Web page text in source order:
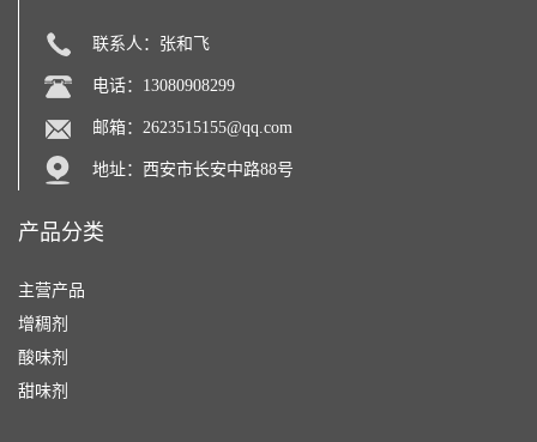
联系人：张和飞
电话：13080908299
邮箱： 2623515155@qq.com
地址：西安市长安中路88号
产品分类
主营产品
增稠剂
酸味剂
甜味剂